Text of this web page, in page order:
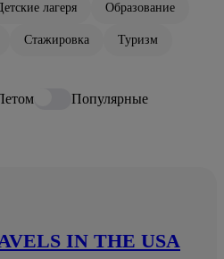
лагеря Образование
Стажировка Туризм
Популярные
IN THE USA